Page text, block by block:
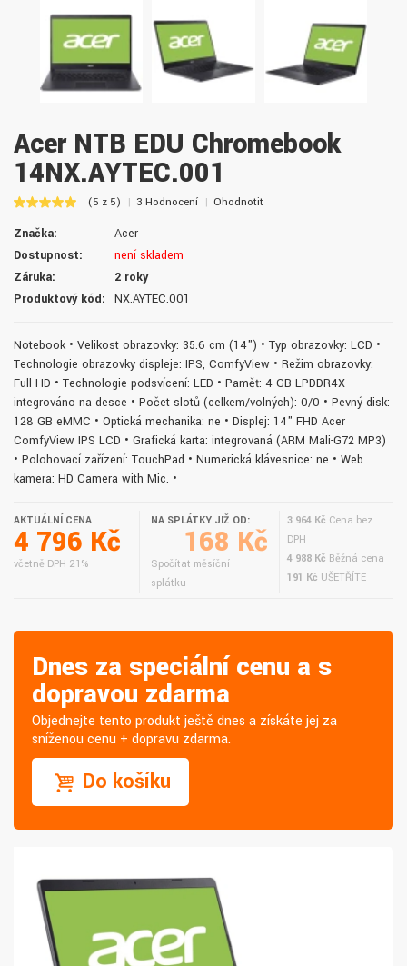
Acer NTB EDU Chromebook
14NX.AYTEC.001
(5 z 5) 3 Hodnocení Ohodnotit
Značka:
Acer
Dostupnost:
není skladem
Záruka:
2 roky
Produktový kód:
NX.AYTEC.001
Notebook • Velikost obrazovky: 35.6 cm (14") • Typ obrazovky: LCD •
Technologie obrazovky displeje: IPS, ComfyView • Režim obrazovky:
Full HD • Technologie podsvícení: LED • Paměť: 4 GB LPDDR4X
integrováno na desce • Počet slotů (celkem/volných): 0/0 • Pevný disk:
128 GB eMMC • Optická mechanika: ne • Displej: 14" FHD Acer
ComfyView IPS LCD • Grafická karta: integrovaná (ARM Mali-G72 MP3)
• Polohovací zařízení: TouchPad • Numerická klávesnice: ne • Web
kamera: HD Camera with Mic. •
AKTUÁLNÍ CENA
4 796 Kč
včetně DPH 21%
NA SPLÁTKY JIŽ OD:
168 Kč
Spočítat měsíční
splátku
3 964 Kč Cena bez
DPH
4 988 Kč Běžná cena
191 Kč UŠETŘÍTE
Dnes za speciální cenu a s
dopravou zdarma
Objednejte tento produkt ještě dnes a získáte jej za
sníženou cenu + dopravu zdarma.
Do košíku